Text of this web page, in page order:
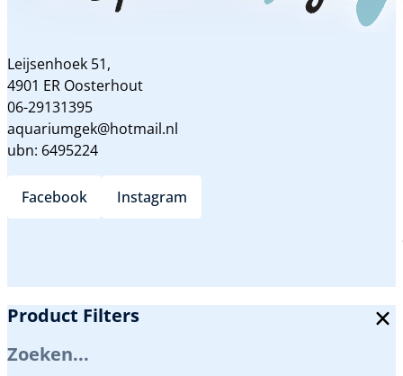
Leijsenhoek 51,
4901 ER Oosterhout
06-29131395
aquariumgek@hotmail.nl
ubn: 6495224
Facebook Instagram
Product Filters
Zoeken...